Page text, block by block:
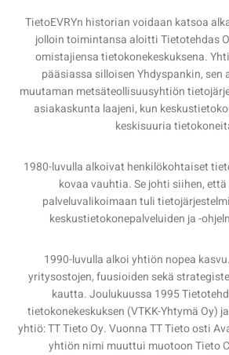
TietoEVRYn historian voidaan katsoa
jolloin toimintansa aloitti Tietotehdas
omistajiensa tietokonekeskuksena.
pääsiassa silloisen Yhdyspankin, sen
muutaman metsäteollisuusyhtiön
asiakaskunta laajeni, kun
keskisuuria
1980-luvulla alkoivat henkilökohtaiset
kovaa vauhtia. Se johti siihen,
palveluvalikoimaan tuli
keskustietokonepalveluiden ja -
1990-luvulla alkoi yhtiön nopea
yritysostojen, fuusioiden sekä
kautta. Joulukuussa 1995
tietokonekeskuksen (VTKK-Yhtymä Oy)
yhtiö: TT Tieto Oy. Vuonna TT Tieto osti
yhtiön nimi muuttui muotoon Tieto